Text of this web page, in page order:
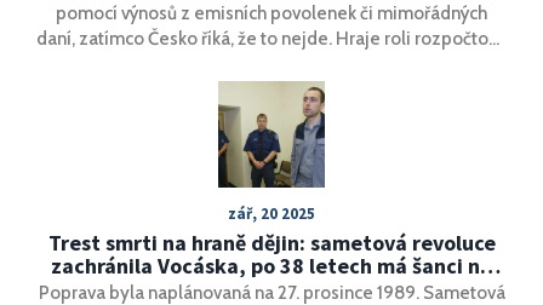
pomocí výnosů z emisních povolenek či mimořádných
daní, zatímco Česko říká, že to nejde. Hraje roli rozpočtová
povolenek. Přinášíme přehled, co sousedé dělají a jaké
má Česko možnosti v roce 2024 a 2025.
zář, 20 2025
Trest smrti na hraně dějin: sametová revoluce
zachránila Vocáska, po 38 letech má šanci na
svobodu
Poprava byla naplánovaná na 27. prosince 1989. Sametová